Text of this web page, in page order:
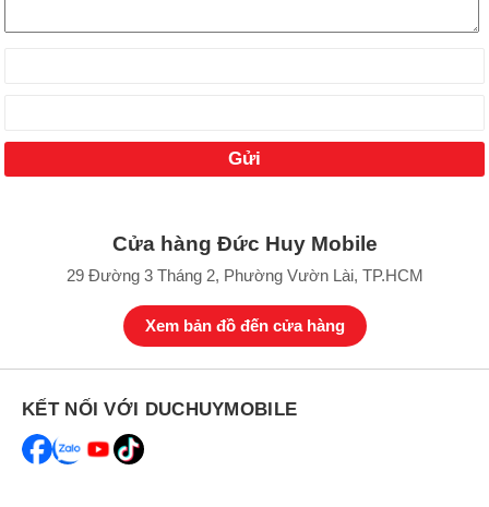
Cửa hàng Đức Huy Mobile
29 Đường 3 Tháng 2, Phường Vườn Lài, TP.HCM
Xem bản đồ đến cửa hàng
KẾT NỐI VỚI DUCHUYMOBILE